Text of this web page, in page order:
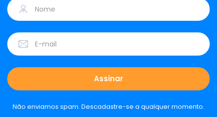
Não enviamos spam. Descadastre-se a qualquer momento.